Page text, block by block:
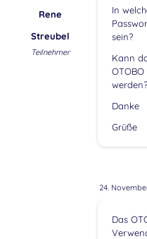
Rene
Streubel
Teilnehmer
In
sein?
Kann
werden?
Danke
Grüße
24.
Das